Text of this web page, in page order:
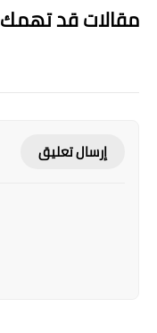
مقالات قد تهمك
إرسال تعليق